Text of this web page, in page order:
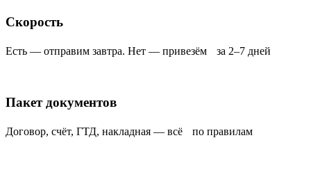
Скорость
Есть — отправим завтра. Нет — привезём за 2–7 дней
Пакет документов
Договор, счёт, ГТД, накладная — всё по правилам